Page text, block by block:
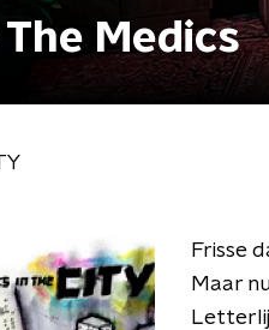
The Medics
Frisse
Maar